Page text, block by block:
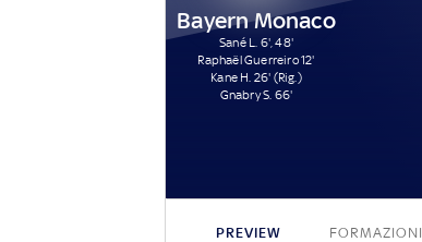
Bayern Monaco
Sané L. 6', 48'
Raphaël Guerreiro 12'
Kane H. 26' (Rig.)
Gnabry S. 66'
PREVIEW FORMAZIONI